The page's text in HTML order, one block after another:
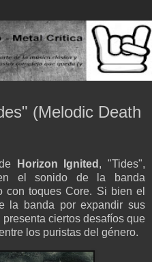
(Melodic Death
Horizon Ignited , "Tides",
el sonido de la banda
con toques Core. Si bien el
la banda por expandir sus
ciertos desafíos que
los puristas del género.